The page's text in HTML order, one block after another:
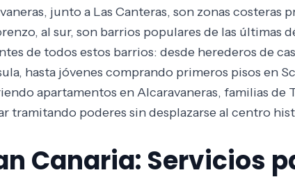
junto a Las Canteras, son zonas
al sur, son barrios populares de las
de todos estos barrios: desde herederos de
hasta jóvenes comprando primeros pisos en
apartamentos en Alcaravaneras, familias de
tramitando poderes sin desplazarse al centro
Canaria: Servicios